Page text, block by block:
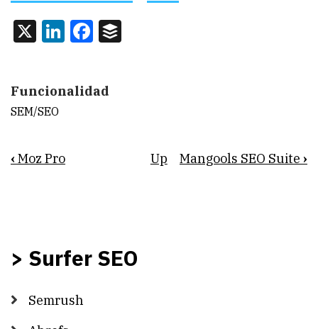
X LinkedIn
Facebook
Funcionalidad
SEM/SEO
Book
Surfer
‹ Moz Pro Up Mangools SEO Suite ›
> Surfer SEO
Semrush